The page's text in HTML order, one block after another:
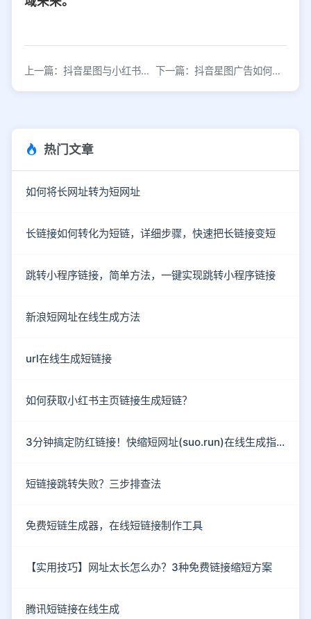
上一篇：抖音星图与小红书跳转链接生成工具 下一篇：抖音星图广告如何实现转化付费与跳转链接生成
热门文章
如何将长网址转为短网址
长链接如何转化为短链，详细步骤，快速把长链接变短
跳转小程序链接，简单方法，一键实现跳转小程序链接
新浪短网址在线生成方法
url在线生成短链接
如何获取小红书主页链接生成短链？
3分钟搞定防红链接！快缩短网址(suo.run)在线生成指南
短链接跳转失败？三步排查法
免费短链生成器，在线短链接制作工具
【实用技巧】网址太长怎么办？3种免费链接缩短方案
腾讯短链接在线生成